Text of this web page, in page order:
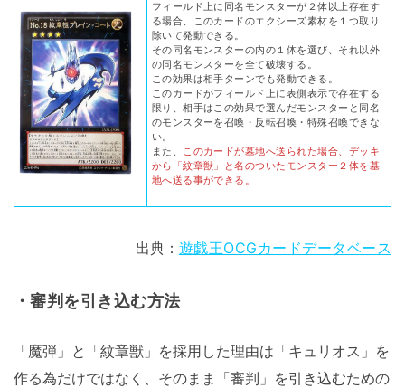
フィールド上に同名モンスターが２体以上存在す
る場合、このカードのエクシーズ素材を１つ取り
除いて発動できる。
その同名モンスターの内の１体を選び、それ以外
の同名モンスターを全て破壊する。
この効果は相手ターンでも発動できる。
このカードがフィールド上に表側表示で存在する
限り、相手はこの効果で選んだモンスターと同名
のモンスターを召喚・反転召喚・特殊召喚できな
い。
また、
このカードが墓地へ送られた場合、デッキ
から「紋章獣」と名のついたモンスター２体を墓
地へ送る事ができる。
出典： 遊戯王OCGカードデータベース
・審判を引き込む方法
「魔弾」と「紋章獣」を採用した理由は「キュリオス」を
作る為だけではなく、そのまま「審判」を引き込むための